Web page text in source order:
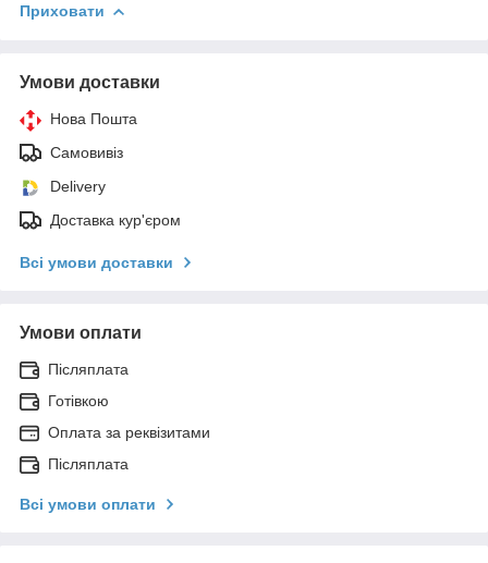
Приховати
Умови доставки
Нова Пошта
Самовивіз
Delivery
Доставка кур'єром
Всі умови доставки
Умови оплати
Післяплата
Готівкою
Оплата за реквізитами
Післяплата
Всі умови оплати